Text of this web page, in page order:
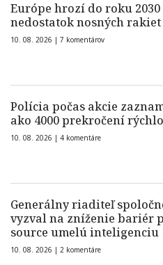
Európe hrozí do roku 2030
nedostatok nosných rakiet
10. 08. 2026 | 7 komentárov
Polícia počas akcie
ako 4000 prekročení
10. 08. 2026 | 4 komentáre
Generálny riaditeľ
vyzval na zníženie bariér
source umelú inteligenciu
10. 08. 2026 | 2 komentáre